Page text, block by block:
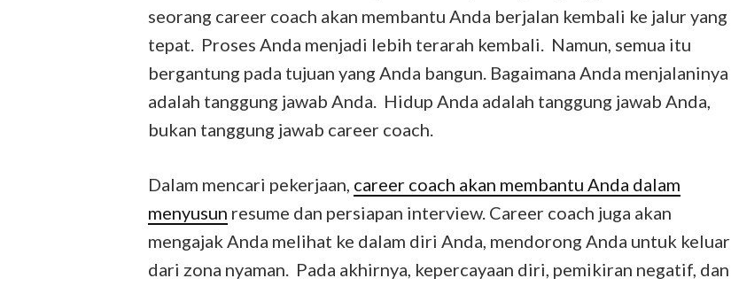
seorang career coach akan membantu Anda berjalan kembali ke jalur yang
tepat. Proses Anda menjadi lebih terarah kembali. Namun, semua itu
bergantung pada tujuan yang Anda bangun. Bagaimana Anda menjalaninya
adalah tanggung jawab Anda. Hidup Anda adalah tanggung jawab Anda,
bukan tanggung jawab career coach.
Dalam mencari pekerjaan, career coach akan membantu Anda dalam
menyusun resume dan persiapan interview. Career coach juga akan
mengajak Anda melihat ke dalam diri Anda, mendorong Anda untuk keluar
dari zona nyaman. Pada akhirnya, kepercayaan diri, pemikiran negatif, dan